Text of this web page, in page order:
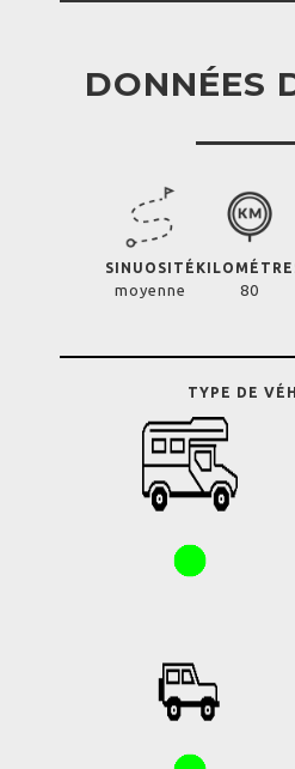
DONNÉES
SINUOSITÉ
moyenne 80
TYPE DE